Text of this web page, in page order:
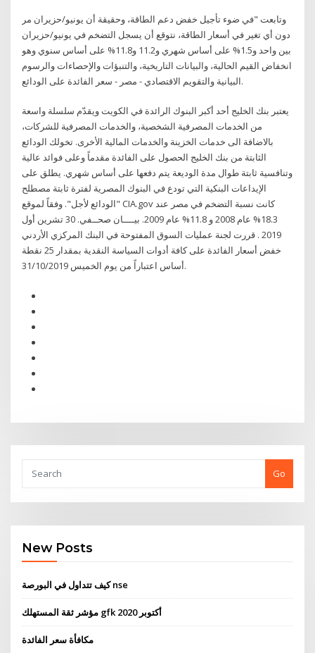
وتابعت "في ضوء تأجيل خفض دعم الطاقة، وحقيقة أن يونيو/حزيران مر
دون أي تغير في أسعار الطاقة، نتوقع أن يسجل التضخم في يونيو/حزيران
بين واحد و1.5% على أساس شهري و11.2 و11.8% على أساس سنوي وهو
انخفاض القيم الحالية، والبيانات التاريخية، والتنبؤات والإحصاءات والرسوم
البيانية والتقويم الاقتصادي - مصر - سعر الفائدة على الودائع.
يعتبر بنك الخليج أحد أكبر البنوك الرائدة في الكويت ويقدّم سلسلة واسعة
من الخدمات المصرفية الشخصية، والخدمات المصرفية للشركات،
بالاضافة الى خدمات الخزينة والخدمات المالية الأخرى. تخولك الودائع
الثابتة من بنك الخليج الحصول على الفائدة مقدماً وعلى فوائد عالية
وتنافسية ثابتة طوال مدة الوديعة يتم دفعها على أساس شهري. يطلق على
الإيداعات البنكية التي تودع في البنوك المصرية لفترة ثابتة مصطلح
"الودائع لأجل". وفقاً لموقع CIA.gov كانت نسبة التضخم في مصر عند
18.3% عام 2008 و 11.8% عام 2009. بيــــان صحــفي. 30 تشرين أول
2019 . قررت لجنة عمليات السوق المفتوحة في البنك المركزي الأردني
خفض أسعار الفائدة على كافة أدوات السياسة النقدية بمقدار 25 نقطة
أساس اعتباراً من يوم الخميس 31/10/2019.
Go
New Posts
كيف تتداول في البورصة nse
مؤشر ثقة المستهلك gfk أكتوبر 2020
مكافأة سعر الفائدة